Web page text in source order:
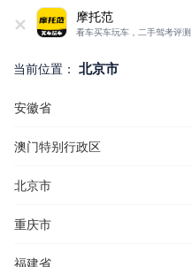
+ 摩托范
看车买车玩车，二手驾考评测
当前位置： 北京市
安徽省
澳门特别行政区
北京市
重庆市
福建省